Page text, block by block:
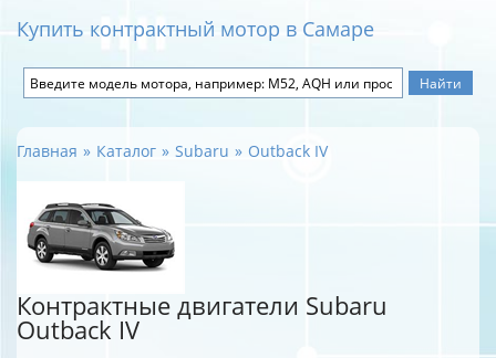
Купить контрактный мотор в Самаре
Главная Каталог Subaru Outback IV
Контрактные двигатели Subaru
Outback IV